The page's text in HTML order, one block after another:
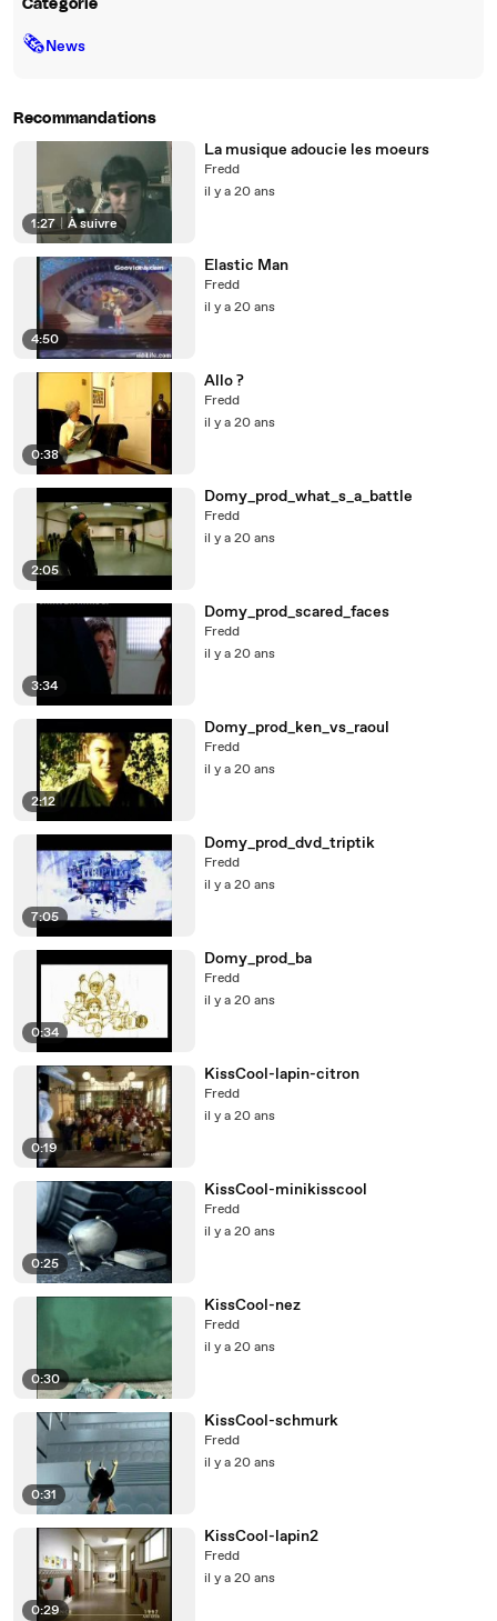
Catégorie
🗞News
Recommandations
1:27 | À suivre
La musique adoucie les moeurs
Fredd
il y a 20 ans
4:50
Elastic Man
Fredd
il y a 20 ans
0:38
Allo ?
Fredd
il y a 20 ans
2:05
Domy_prod_what_s_a_battle
Fredd
il y a 20 ans
3:34
Domy_prod_scared_faces
Fredd
il y a 20 ans
2:12
Domy_prod_ken_vs_raoul
Fredd
il y a 20 ans
7:05
Domy_prod_dvd_triptik
Fredd
il y a 20 ans
0:34
Domy_prod_ba
Fredd
il y a 20 ans
0:19
KissCool-lapin-citron
Fredd
il y a 20 ans
0:25
KissCool-minikisscool
Fredd
il y a 20 ans
0:30
KissCool-nez
Fredd
il y a 20 ans
0:31
KissCool-schmurk
Fredd
il y a 20 ans
0:29
KissCool-lapin2
Fredd
il y a 20 ans